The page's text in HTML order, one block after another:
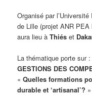
Organisé par
de Lille (projet ANR
aura lieu àThiés et
La thématique porte sur
GESTIONS DES
«Quelles formations
durable et ‘artisanal’?